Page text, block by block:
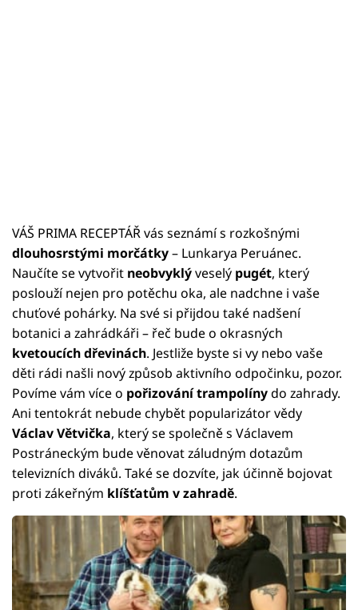
VÁŠ PRIMA RECEPTÁŘ vás seznámí s rozkošnými
dlouhosrstými morčátky– Lunkarya Peruánec.
Naučíte se vytvořit neobvyklýveselý pugét, který
poslouží nejen pro potěchu oka, ale nadchne i vaše
chuťové pohárky. Na své si přijdou také nadšení
botanici a zahrádkáři – řeč bude o okrasných
kvetoucích dřevinách. Jestliže byste si vy nebo vaše
děti rádi našli nový způsob aktivního odpočinku, pozor.
Povíme vám více o pořizovánítrampolínydo zahrady.
Ani tentokrát nebude chybět popularizátor vědy
Václav Větvička, který se společně s Václavem
Postráneckým bude věnovat záludným dotazům
televizních diváků. Také se dozvíte, jak účinně bojovat
proti zákeřným klíšťatům v zahradě.